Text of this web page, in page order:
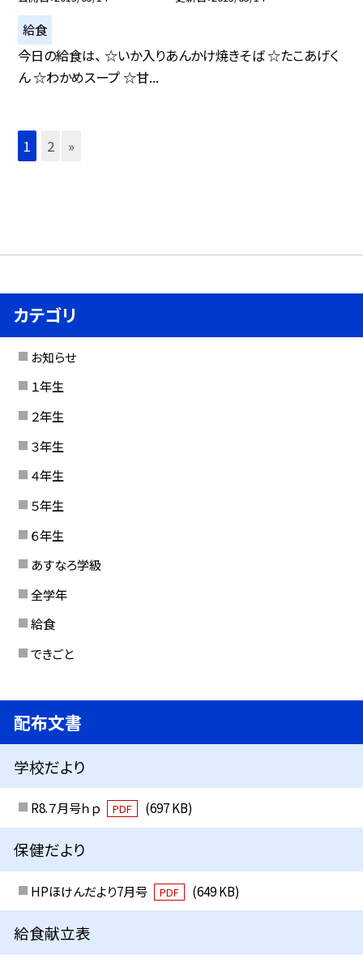
給食
今日の給食は、 ☆いか入りあんかけ焼きそば ☆たこあげく
ん ☆わかめスープ ☆甘...
1 2 »
カテゴリ
お知らせ
１年生
２年生
３年生
４年生
５年生
６年生
あすなろ学級
全学年
給食
できごと
配布文書
学校だより
R8.７月号ｈｐ PDF (697 KB)
保健だより
HPほけんだより7月号 PDF (649 KB)
給食献立表